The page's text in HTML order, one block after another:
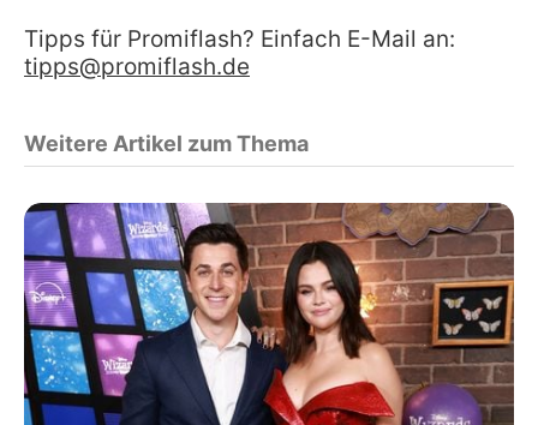
Tipps für Promiflash? Einfach E-Mail an:
tipps@promiflash.de
Weitere Artikel zum Thema